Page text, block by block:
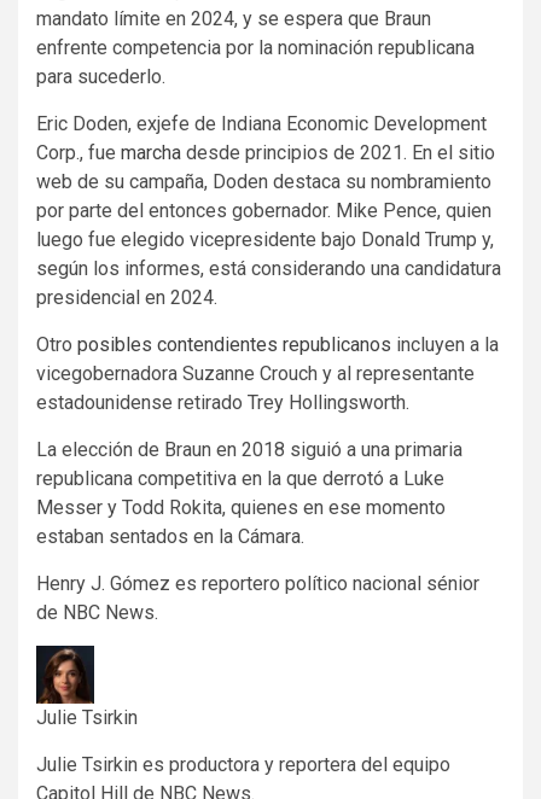
mandato límite en 2024, y se espera que Braun
enfrente competencia por la nominación republicana
para sucederlo.
Eric Doden, exjefe de Indiana Economic Development
Corp., fue marcha desde principios de 2021. En el sitio
web de su campaña, Doden destaca su nombramiento
por parte del entonces gobernador. Mike Pence, quien
luego fue elegido vicepresidente bajo Donald Trump y,
según los informes, está considerando una candidatura
presidencial en 2024.
Otro posibles contendientes republicanos incluyen a la
vicegobernadora Suzanne Crouch y al representante
estadounidense retirado Trey Hollingsworth.
La elección de Braun en 2018 siguió a una primaria
republicana competitiva en la que derrotó a Luke
Messer y Todd Rokita, quienes en ese momento
estaban sentados en la Cámara.
Henry J. Gómez es reportero político nacional sénior
de NBC News.
Julie Tsirkin
Julie Tsirkin es productora y reportera del equipo
Capitol Hill de NBC News.